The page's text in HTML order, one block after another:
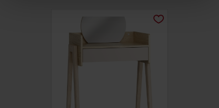
i reklam, aby oferować funkcje społecznościowe i
korzystasz z naszej witryny, udostępniamy partnerom
społecznościowym, reklamowym i analitycznym.
Partnerzy mogą połączyć te informacje z innymi danymi
otrzymanymi od Ciebie lub uzyskanymi podczas